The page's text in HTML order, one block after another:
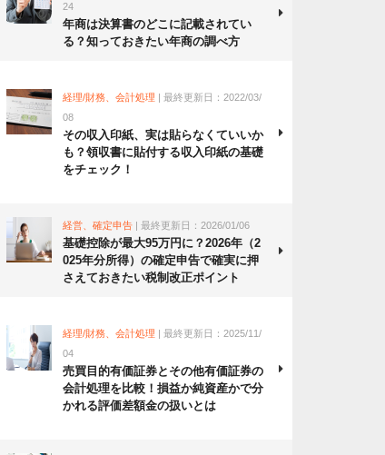
24
年商は決算書のどこに記載されてい
る？知っておきたい年商の調べ方
経理/財務、会計処理 | 最終更新日：2022/03/
08
その収入印紙、実は貼らなくていいか
も？領収書に貼付する収入印紙の基礎
をチェック！
経営、確定申告 | 最終更新日：2026/01/06
基礎控除が最大95万円に？2026年（2
025年分所得）の確定申告で確実に押
さえておきたい税制改正ポイント
経理/財務、会計処理 | 最終更新日：2025/11/
04
売買目的有価証券とその他有価証券の
会計処理を比較！損益か純資産かで分
かれる評価差額金の扱いとは